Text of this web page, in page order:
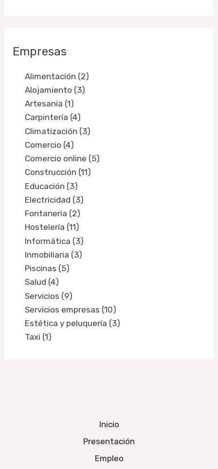
Empresas
Alimentación (2)
Alojamiento (3)
Artesanía (1)
Carpintería (4)
Climatización (3)
Comercio (4)
Comercio online (5)
Construcción (11)
Educación (3)
Electricidad (3)
Fontanería (2)
Hostelería (11)
Informática (3)
Inmobiliaria (3)
Piscinas (5)
Salud (4)
Servicios (9)
Servicios empresas (10)
Estética y peluquería (3)
Taxi (1)
Inicio
Presentación
Empleo